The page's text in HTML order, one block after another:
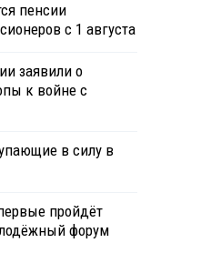
пенсии
с 1 августа
заявили о
к войне с
в силу в
пройдёт
форум